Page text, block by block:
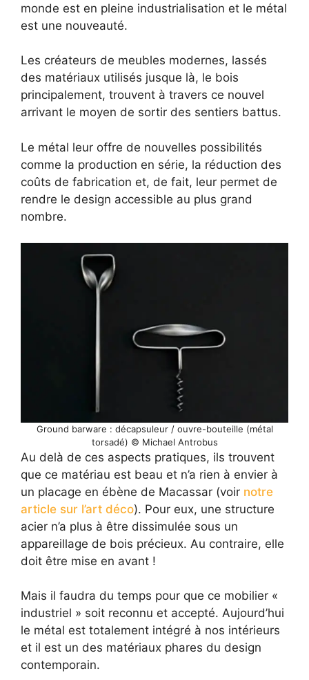
monde est en pleine industrialisation et le métal
est une nouveauté.
Les créateurs de meubles modernes, lassés
des matériaux utilisés jusque là, le bois
principalement, trouvent à travers ce nouvel
arrivant le moyen de sortir des sentiers battus.
Le métal leur offre de nouvelles possibilités
comme la production en série, la réduction des
coûts de fabrication et, de fait, leur permet de
rendre le design accessible au plus grand
nombre.
Ground barware : décapsuleur / ouvre-bouteille (métal
torsadé) © Michael Antrobus
Au delà de ces aspects pratiques, ils trouvent
que ce matériau est beau et n’a rien à envier à
un placage en ébène de Macassar (voir notre
article sur l’art déco). Pour eux, une structure
acier n’a plus à être dissimulée sous un
appareillage de bois précieux. Au contraire, elle
doit être mise en avant !
Mais il faudra du temps pour que ce mobilier «
industriel » soit reconnu et accepté. Aujourd’hui
le métal est totalement intégré à nos intérieurs
et il est un des matériaux phares du design
contemporain.